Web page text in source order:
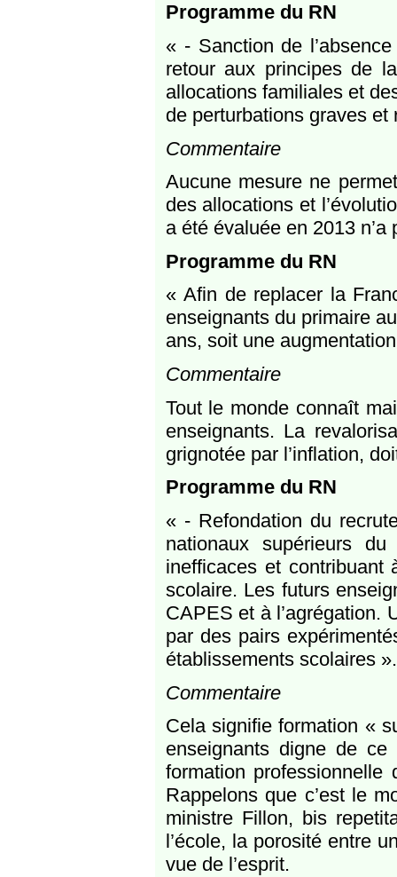
Programme du RN
« - Sanction de
retour aux principes de
allocations familiales et
de perturbations graves
Commentaire
Aucune mesure ne
des allocations et
a été évaluée en 2013 n’a
Programme du RN
« Afin de replacer la
enseignants du primaire
ans, soit une
Commentaire
Tout le monde connaît
enseignants. La
grignotée par l’inflation,
Programme du RN
« - Refondation du
nationaux supérieurs
inefficaces et contribuant
scolaire. Les futurs
CAPES et à l’agrégation.
par des pairs
établissements scolaires ».
Commentaire
Cela signifie formation «
enseignants digne de
formation
Rappelons que c’est le
ministre Fillon, bis
l’école, la porosité entre
vue de l’esprit.